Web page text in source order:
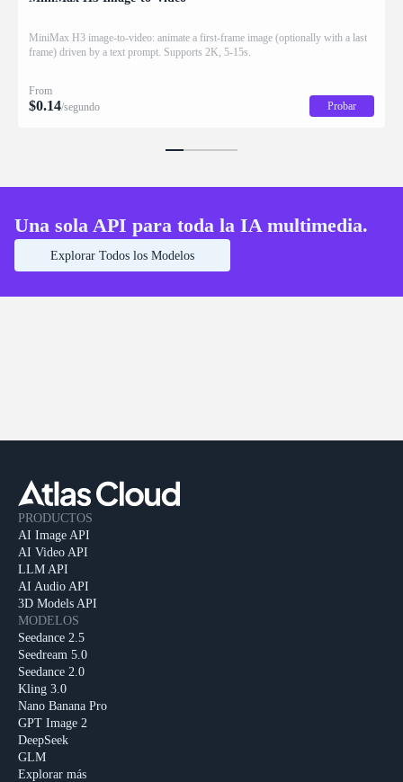
MiniMax H3 image-to-video: animate a first-frame image (optionally with a last
frame) driven by a text prompt. Supports 2K, 5-15s.
From
$0.14/segundo Probar
Una sola API para toda la IA multimedia.
Explorar Todos los Modelos
PRODUCTOS
AI Image API
AI Video API
LLM API
AI Audio API
3D Models API
MODELOS
Seedance 2.5
Seedream 5.0
Seedance 2.0
Kling 3.0
Nano Banana Pro
GPT Image 2
DeepSeek
GLM
Explorar más